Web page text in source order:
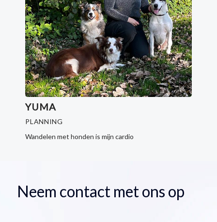
YUMA
PLANNING
Wandelen met honden is mijn cardio
Neem contact met ons op